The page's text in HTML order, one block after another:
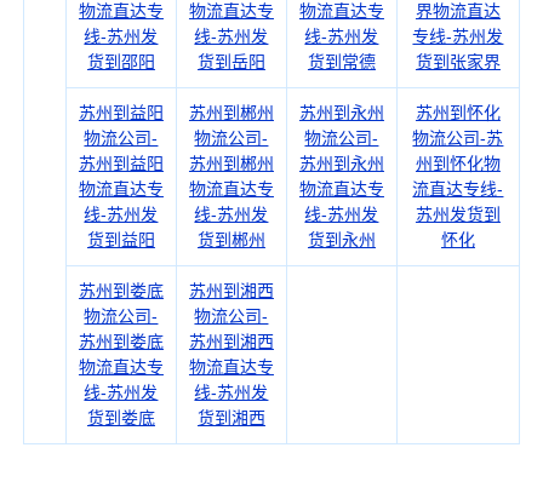
物流直达专
线-苏州发
货到邵阳
物流直达专
线-苏州发
货到岳阳
物流直达专
线-苏州发
货到常德
界物流直达
专线-苏州发
货到张家界
苏州到益阳
物流公司-
苏州到益阳
物流直达专
线-苏州发
货到益阳
苏州到郴州
物流公司-
苏州到郴州
物流直达专
线-苏州发
货到郴州
苏州到永州
物流公司-
苏州到永州
物流直达专
线-苏州发
货到永州
苏州到怀化
物流公司-苏
州到怀化物
流直达专线-
苏州发货到
怀化
苏州到娄底
物流公司-
苏州到娄底
物流直达专
线-苏州发
货到娄底
苏州到湘西
物流公司-
苏州到湘西
物流直达专
线-苏州发
货到湘西